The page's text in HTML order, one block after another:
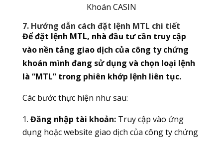
Khoán CASIN
7. Hướng dẫn cách đặt lệnh MTL chi tiết
Để đặt lệnh MTL, nhà đầu tư cần truy cập
vào nền tảng giao dịch của công ty chứng
khoán mình đang sử dụng và chọn loại lệnh
là “MTL” trong phiên khớp lệnh liên tục.
Các bước thực hiện như sau:
Đăng nhập tài khoản:Truy cập vào ứng
dụng hoặc website giao dịch của công ty chứng